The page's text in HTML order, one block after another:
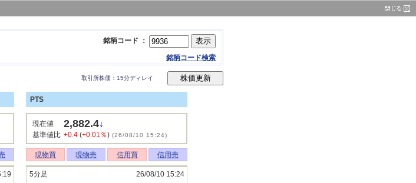
銘柄コード ：
銘柄コード検索
取引所株価：15分ディレイ
PTS
現在値 2,882.4↓
基準値比 +0.4 (+0.01％) (26/08/10 15:24)
現物買 現物売 信用買 信用売
5分足 26/08/10 15:24